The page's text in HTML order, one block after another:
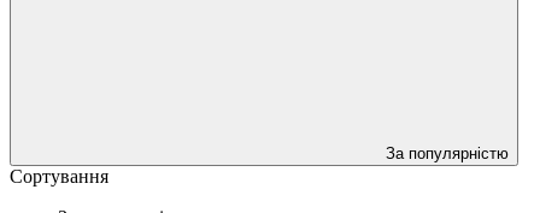
За популярністю
Сортування